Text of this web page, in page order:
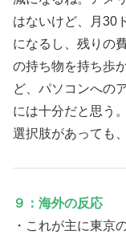
はないけど、月30
になるし、残りの
の持ち物を持ち歩
ど、パソコンへの
には十分だと思う
選択肢があっても
９：海外の反応
・これが主に東京